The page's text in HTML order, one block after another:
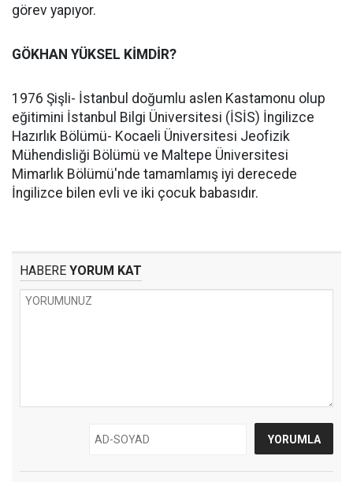
görev yapıyor.
GÖKHAN YÜKSEL KİMDİR?
1976 Şişli- İstanbul doğumlu aslen Kastamonu olup
eğitimini İstanbul Bilgi Üniversitesi (İSİS) İngilizce
Hazırlık Bölümü- Kocaeli Üniversitesi Jeofizik
Mühendisliği Bölümü ve Maltepe Üniversitesi
Mimarlık Bölümü'nde tamamlamış iyi derecede
İngilizce bilen evli ve iki çocuk babasıdır.
HABERE YORUM KAT